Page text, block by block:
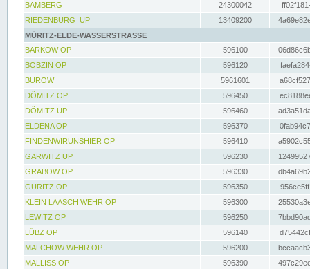
BAMBERG
24300042
RIEDENBURG_UP
13409200
MÜRITZ-ELDE-WASSERSTRASSE
BARKOW OP
596100
BOBZIN OP
596120
BUROW
5961601
DÖMITZ OP
596450
DÖMITZ UP
596460
ELDENA OP
596370
FINDENWIRUNSHIER OP
596410
GARWITZ UP
596230
GRABOW OP
596330
GÜRITZ OP
596350
KLEIN LAASCH WEHR OP
596300
LEWITZ OP
596250
LÜBZ OP
596140
MALCHOW WEHR OP
596200
MALLISS OP
596390